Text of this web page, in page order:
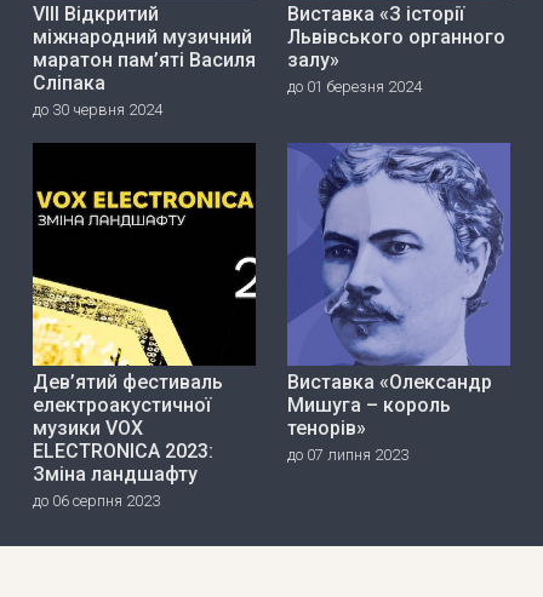
VIII Відкритий
міжнародний музичний
маратон пам’яті Василя
Сліпака
до 30 червня 2024
Виставка «З історії
Львівського органного
залу»
до 01 березня 2024
Дев’ятий фестиваль
електроакустичної
музики VOX
ELECTRONICA 2023:
Зміна ландшафту
до 06 серпня 2023
Виставка «Олександр
Мишуга – король
тенорів»
до 07 липня 2023